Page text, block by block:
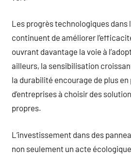
Les progrès technologiques dans
continuent de améliorer
ouvrant davantage la voie à
ailleurs, la sensibilisation
la durabilité encourage de plus
d’entreprises à choisir des
propres.
L’investissement dans des
non seulement un acte